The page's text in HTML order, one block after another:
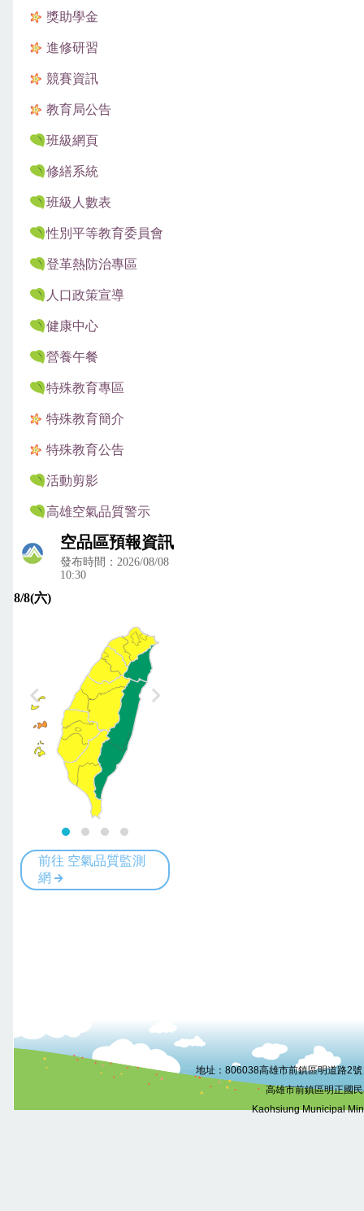
獎助學金
進修研習
競賽資訊
教育局公告
班級網頁
修繕系統
班級人數表
性別平等教育委員會
登革熱防治專區
人口政策宣導
健康中心
營養午餐
特殊教育專區
特殊教育簡介
特殊教育公告
活動剪影
高雄空氣品質警示
:::
地址：806038高雄市前鎮區明道路2
高雄市前鎮區明正國
Kaohsiung Municipal